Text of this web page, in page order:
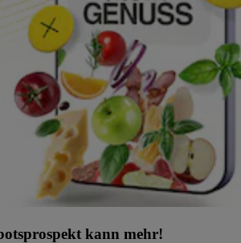
kann mehr!